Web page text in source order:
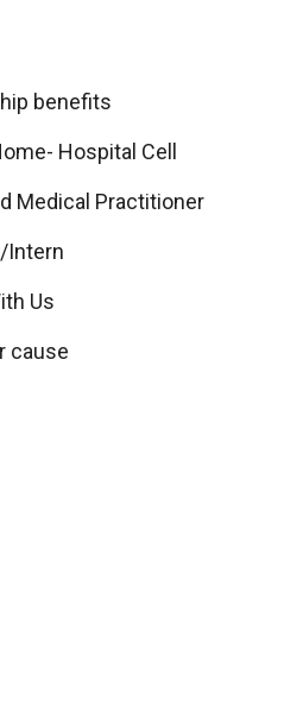
benefits
Hospital Cell
Medical Practitioner
Intern
Us
cause